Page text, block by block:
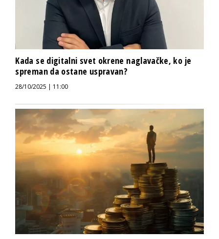
Kada se digitalni svet okrene naglavačke, ko je
spreman da ostane uspravan?
28/10/2025 | 11:00